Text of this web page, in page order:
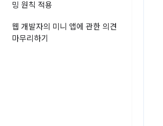
밍 원칙 적용
웹 개발자의 미니 앱에 관한 의견
마무리하기